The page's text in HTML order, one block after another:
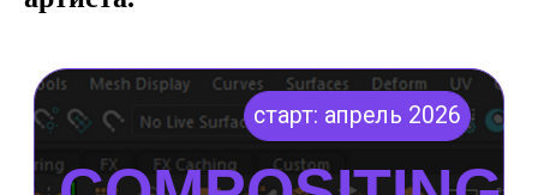
©2026. Все права защищены
+7 (495) 640-30-14